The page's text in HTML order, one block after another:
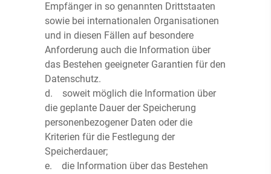
Empfänger in so genannten Drittstaaten
sowie bei internationalen Organisationen
und in diesen Fällen auf besondere
Anforderung auch die Information über
das Bestehen geeigneter Garantien für den
Datenschutz.
d. soweit möglich die Information über
die geplante Dauer der Speicherung
personenbezogener Daten oder die
Kriterien für die Festlegung der
Speicherdauer;
e. die Information über das Bestehen